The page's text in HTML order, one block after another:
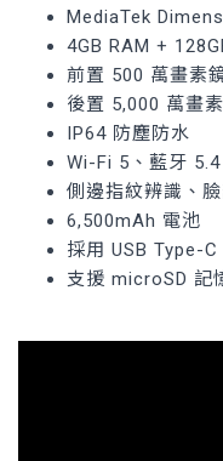
MediaTek
4GB RAM +
前置 500 萬畫素
後置 5,000 萬畫
IP64 防塵防水
Wi-Fi 5、藍牙
側邊指紋辨識、
6,500mAh 電池
採用 USB Type-
支援 microSD 記